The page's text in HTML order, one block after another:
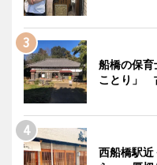
船橋の保育
ことり」
西船橋駅近